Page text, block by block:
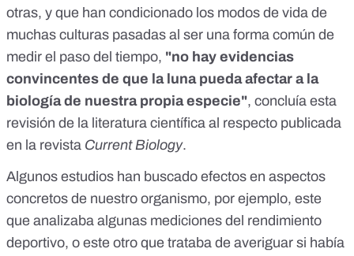
otras, y que han condicionado los modos de vida de
muchas culturas pasadas al ser una forma común de
medir el paso del tiempo, "no hay evidencias
convincentes de que la luna pueda afectar a la
biología de nuestra propia especie", concluía esta
revisión de la literatura científica al respecto publicada
en la revista Current Biology.
Algunos estudios han buscado efectos en aspectos
concretos de nuestro organismo, por ejemplo, este
que analizaba algunas mediciones del rendimiento
deportivo, o este otro que trataba de averiguar si había